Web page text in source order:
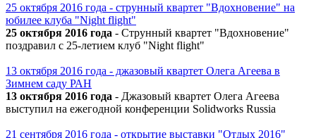
25 октября 2016 года - струнный квартет "Вдохновение" на
юбилее клуба "Night flight"
25 октября 2016 года - Струнный квартет "Вдохновение"
поздравил с 25-летием клуб "Night flight"
13 октября 2016 года - джазовый квартет Олега Агеева в
Зимнем саду РАН
13 октября 2016 года - Джазовый квартет Олега Агеева
выступил на ежегодной конференции Solidworks Russia
21 сентября 2016 года - открытие выставки "Отдых 2016"